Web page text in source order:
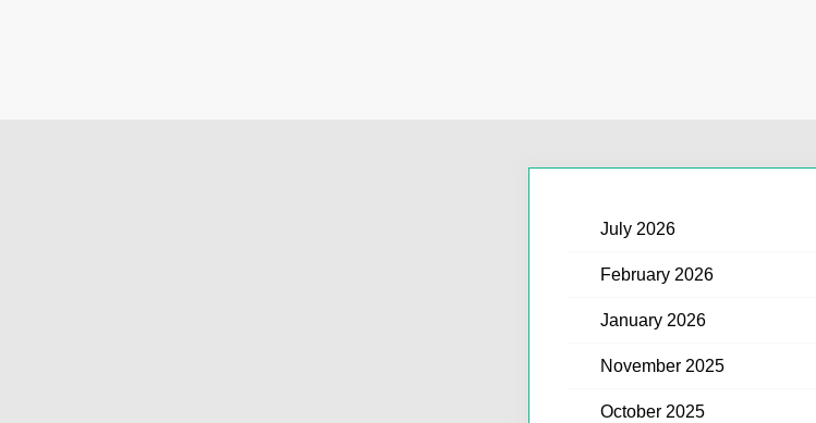
July 2026
February 2026
January 2026
November 2025
October 2025